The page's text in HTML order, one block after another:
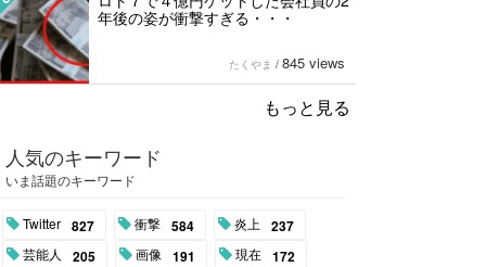
年後の姿が衝撃すぎる・・・
たくやま / 845 views
もっと見る
人気のキーワード
いま話題のキーワード
Twitter 827 衝撃 584 炎上 237
芸能人 205 画像 191 現在 172